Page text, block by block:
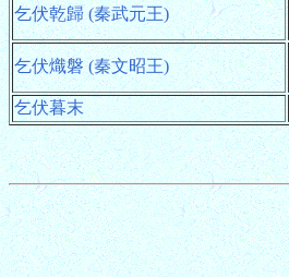
乞伏乾歸 (秦武元王)
乞伏熾磐 (秦文昭王)
乞伏暮末